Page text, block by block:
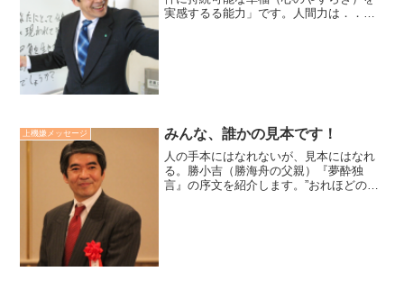
実感するる能力」です。人間力は．．．
上機嫌メッセージ みんな、誰かの見本です！
人の手本にはなれないが、見本にはなれ
る。勝小吉（勝海舟の父親）『夢酔独
言』の序文を紹介します。”おれほどの馬